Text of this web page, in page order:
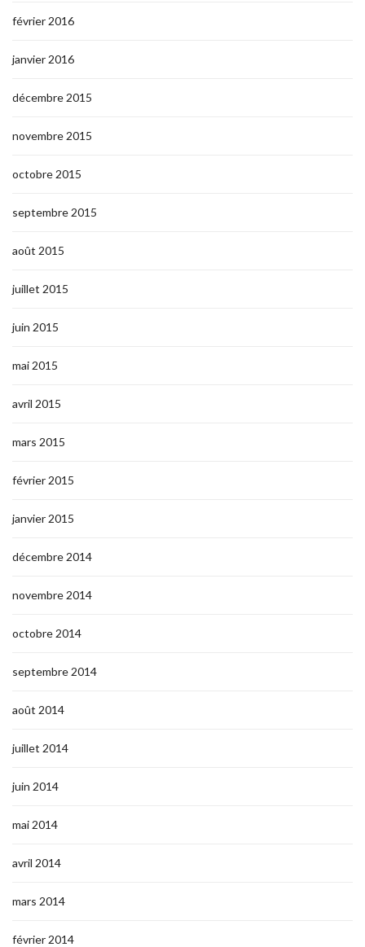
février 2016
janvier 2016
décembre 2015
novembre 2015
octobre 2015
septembre 2015
août 2015
juillet 2015
juin 2015
mai 2015
avril 2015
mars 2015
février 2015
janvier 2015
décembre 2014
novembre 2014
octobre 2014
septembre 2014
août 2014
juillet 2014
juin 2014
mai 2014
avril 2014
mars 2014
février 2014